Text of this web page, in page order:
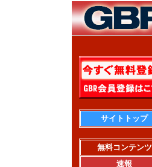
サイトトップ
無料コンテンツ
速報